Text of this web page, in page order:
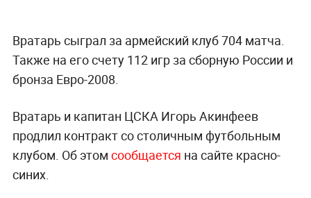
Вратарь сыграл за армейский клуб 704 матча.
Также на его счету 112 игр за сборную России и
бронза Евро-2008.
Вратарь и капитан ЦСКА Игорь Акинфеев
продлил контракт со столичным футбольным
клубом. Об этом сообщается на сайте красно-
синих.